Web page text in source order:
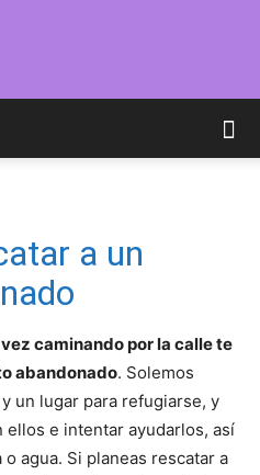
Cuidar
–
Fotos
a un
caminando por la calle te
abandonado. Solemos
un lugar para refugiarse, y
e intentar ayudarlos, así
agua. Si planeas rescatar a